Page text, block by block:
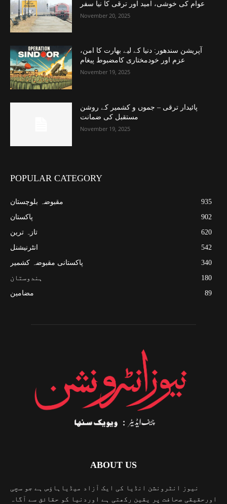
عوام کی خوشی، امید اور ترقی کا نیا سفر
November 20, 2025
آپریشن سندھور: دنیا کے لیے بھارت کا امن،
عزم اور خودمختاری کامضبوط پیغام
November 19, 2025
پائیدار ترقی – جموں و کشمیر کے روشن
مستقبل کی ضمانت
November 19, 2025
POPULAR CATEGORY
مقبوضہ بلوچستان
935
پاکستان
902
تازہ ترین
620
انٹرنیشنل
542
پاکستانی مقبوضہ کشمیر
340
ہندوستان
180
مضامین
89
ABOUT US
نیوز انٹرونشن انڈیا کی ایک آزاد میڈیاہاؤس ہے جو سچی
اورحقیقی صحافت پر یقین رکھتی ہے اوردنیا کو حقائق سے آگاہ